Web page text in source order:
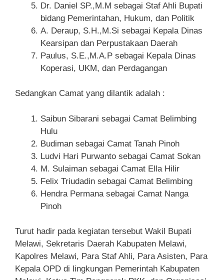
Dr. Daniel SP.,M.M sebagai Staf Ahli Bupati
bidang Pemerintahan, Hukum, dan Politik
A. Deraup, S.H.,M.Si sebagai Kepala Dinas
Kearsipan dan Perpustakaan Daerah
Paulus, S.E.,M.A.P sebagai Kepala Dinas
Koperasi, UKM, dan Perdagangan
Sedangkan Camat yang dilantik adalah :
Saibun Sibarani sebagai Camat Belimbing
Hulu
Budiman sebagai Camat Tanah Pinoh
Ludvi Hari Purwanto sebagai Camat Sokan
M. Sulaiman sebagai Camat Ella Hilir
Felix Triudadin sebagai Camat Belimbing
Hendra Permana sebagai Camat Nanga
Pinoh
Turut hadir pada kegiatan tersebut Wakil Bupati
Melawi, Sekretaris Daerah Kabupaten Melawi,
Kapolres Melawi, Para Staf Ahli, Para Asisten, Para
Kepala OPD di lingkungan Pemerintah Kabupaten